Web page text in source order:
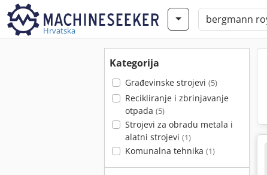
Hrvatska
Kategorija
Građevinske strojevi (5)
Recikliranje i zbrinjavanje
otpada (5)
Strojevi za obradu metala i
alatni strojevi (1)
Komunalna tehnika (1)